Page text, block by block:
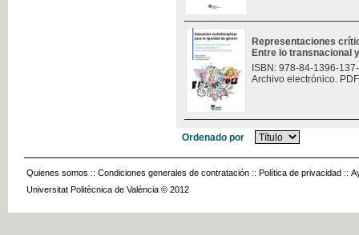
Representaciones
Entre lo transnacional
ISBN: 978-84-1396-
Archivo electrónico.
Ordenado por
Quienes somos :: Condiciones generales de contratación :: Política de privacidad ::
Universitat Politècnica de València © 2012